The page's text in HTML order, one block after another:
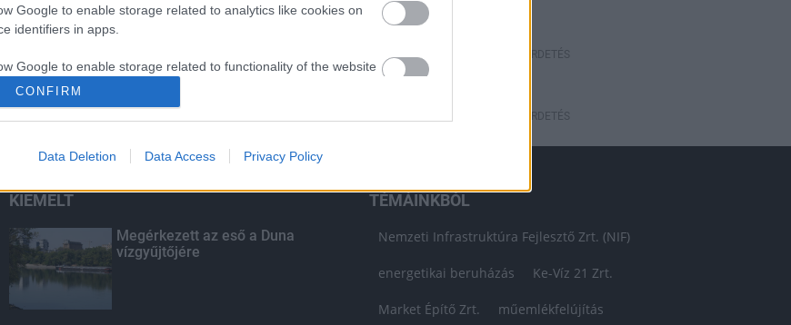
Google to enable storage related to analytics like cookies on
identifiers in apps.
Google to enable storage related to functionality of the website
Google to enable storage related to personalization.
Google to enable storage related to security, including
CONFIRM
Data Deletion Data Access Privacy Policy
HIRDETÉS
HIRDETÉS
KIEMELT
Megérkezett az eső a Duna
vízgyűjtőjére
TÉMÁINKBÓL
Nemzeti Infrastruktúra Fejlesztő Zrt. (NIF)
energetikai beruházás Ke-Víz 21 Zrt.
Market Építő Zrt. műemlékfelújítás